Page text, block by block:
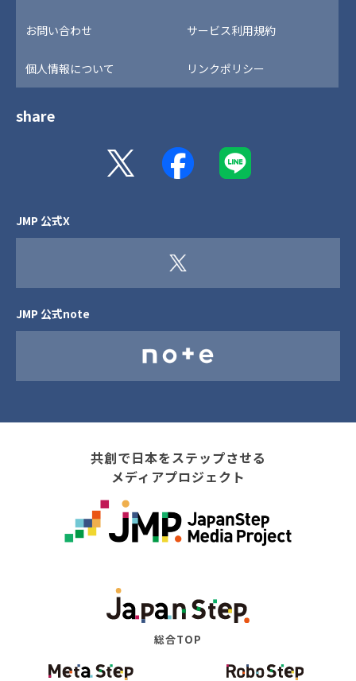
お問い合わせ サービス利用規約
個人情報について リンクポリシー
share
JMP 公式X
JMP 公式note
共創で日本をステップさせる
メディアプロジェクト
総合TOP